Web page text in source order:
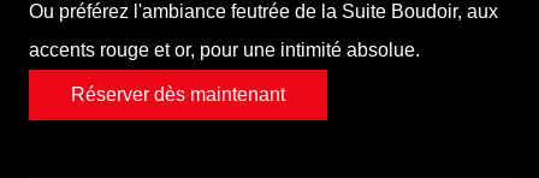
Ou préférez l'ambiance feutrée de la Suite Boudoir, aux
accents rouge et or, pour une intimité absolue.
Réserver dès maintenant